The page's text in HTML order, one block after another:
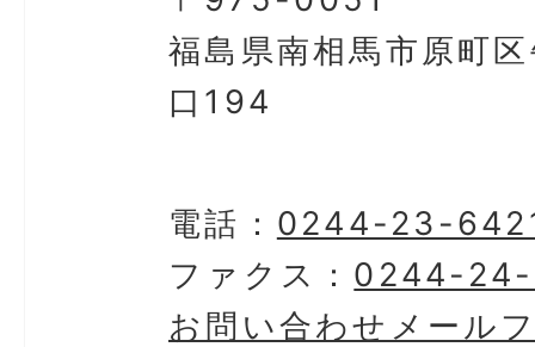
福島県南相馬市原町
口194
電話： 0244-23-
ファクス： 0244-
お問い合わせメール